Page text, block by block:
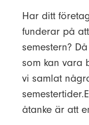
Har ditt
funderar på
semestern?
som kan vara
vi samlat
åtanke är att